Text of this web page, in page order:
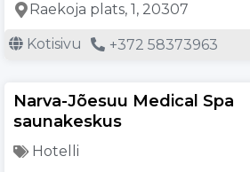
Raekoja plats, 1, 20307
Kotisivu +372 58373963
Narva-Jõesuu Medical Spa
saunakeskus
Hotelli